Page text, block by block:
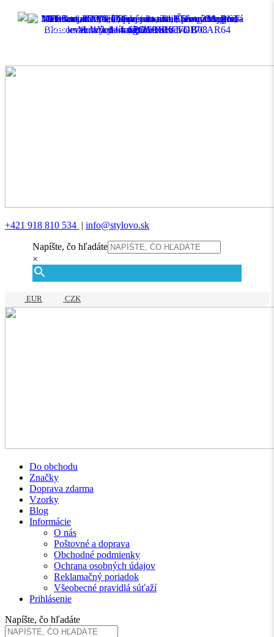
+421 918 810 534 | info@stylovo.sk
Napíšte, čo hľadáte
×
EUR CZK
Do obchodu
Značky
Doprava zdarma
Vzorky
Blog
Informácie
O nás
Poštovné a doprava
Obchodné podmienky
Ochrana osobných údajov
Reklamačný poriadok
Všeobecné pravidlá súťaží
Prihlásenie
Napíšte, čo hľadáte